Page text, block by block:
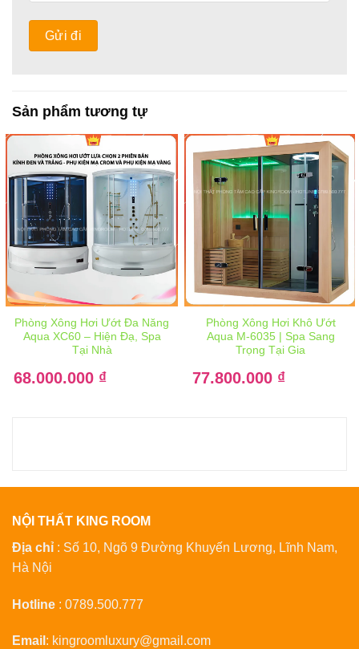
Sản phẩm tương tự
Phòng Xông Hơi Ướt Đa Năng
Aqua XC60 – Hiện Đạ, Spa
Tại Nhà
gốc
là:
68.000.000 ₫
Phòng Xông Hơi Khô Ướt
Aqua M-6035 | Spa Sang
Trọng Tại Gia
gốc
là:
77.800.000 ₫
NỘI THẤT KING ROOM
Địa chỉ : Số 10, Ngõ 9 Đường Khuyến Lương, Lĩnh Nam,
Hà Nội
Hotline : 0789.500.777
Email : kingroomluxury@gmail.com